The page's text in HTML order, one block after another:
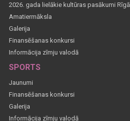
2026. gada lielākie kultūras pasākumi Rīgā
Amatiermāksla
Galerija
Finansēšanas konkursi
Informācija zīmju valodā
SPORTS
Jaunumi
Finansēšanas konkursi
Galerija
Informācija zīmju valodā